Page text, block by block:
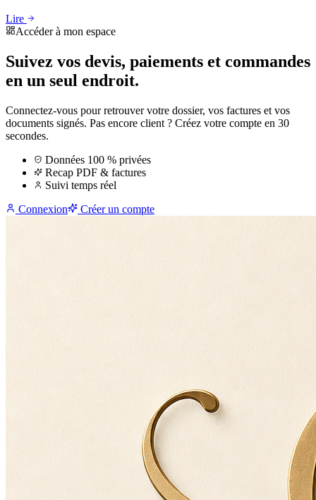
Lire
Accéder à mon espace
Suivez vos devis, paiements et commandes
en un seul endroit.
Connectez-vous pour retrouver votre dossier, vos factures et vos
documents signés. Pas encore client ? Créez votre compte en 30
secondes.
Données 100 % privées
Recap PDF & factures
Suivi temps réel
Connexion
Créer un compte